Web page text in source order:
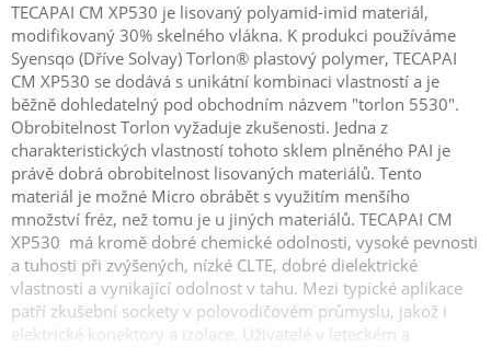
TECAPAI CM XP530 je lisovaný polyamid-imid materiál,
modifikovaný 30% skelného vlákna. K produkci používáme
Syensqo (Dříve Solvay) Torlon® plastový polymer, TECAPAI
CM XP530 se dodává s unikátní kombinaci vlastností a je
běžně dohledatelný pod obchodním názvem "torlon 5530".
Obrobitelnost Torlon vyžaduje zkušenosti. Jedna z
charakteristických vlastností tohoto sklem plněného PAI je
právě dobrá obrobitelnost lisovaných materiálů. Tento
materiál je možné Micro obrábět s využitím menšího
množství fréz, než tomu je u jiných materiálů. TECAPAI CM
XP530 má kromě dobré chemické odolnosti, vysoké pevnosti
a tuhosti při zvýšených, nízké CLTE, dobré dielektrické
vlastnosti a vynikající odolnost v tahu. Mezi typické aplikace
patří zkušební sockety v polovodičovém průmyslu, jakož i
elektrické konektory a izolace. Uživatelé v leteckém a